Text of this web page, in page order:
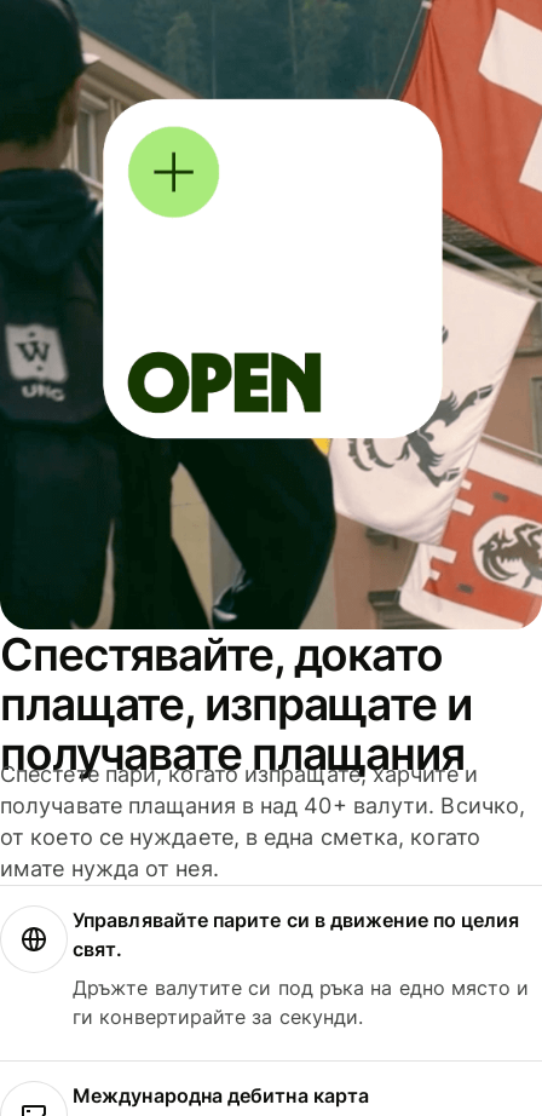
Спестявайте, докато
плащате, изпращате и
получавате плащания
Спестете пари, когато изпращате, харчите и
получавате плащания в над 40+ валути. Всичко,
от което се нуждаете, в една сметка, когато
имате нужда от нея.
Управлявайте парите си в движение по целия
свят.
Дръжте валутите си под ръка на едно място и
ги конвертирайте за секунди.
Международна дебитна карта